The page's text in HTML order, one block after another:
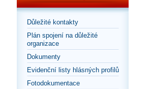
Důležité kontakty
Plán spojení na důležité
organizace
Dokumenty
Evidenční listy hlásných profilů
Fotodokumentace